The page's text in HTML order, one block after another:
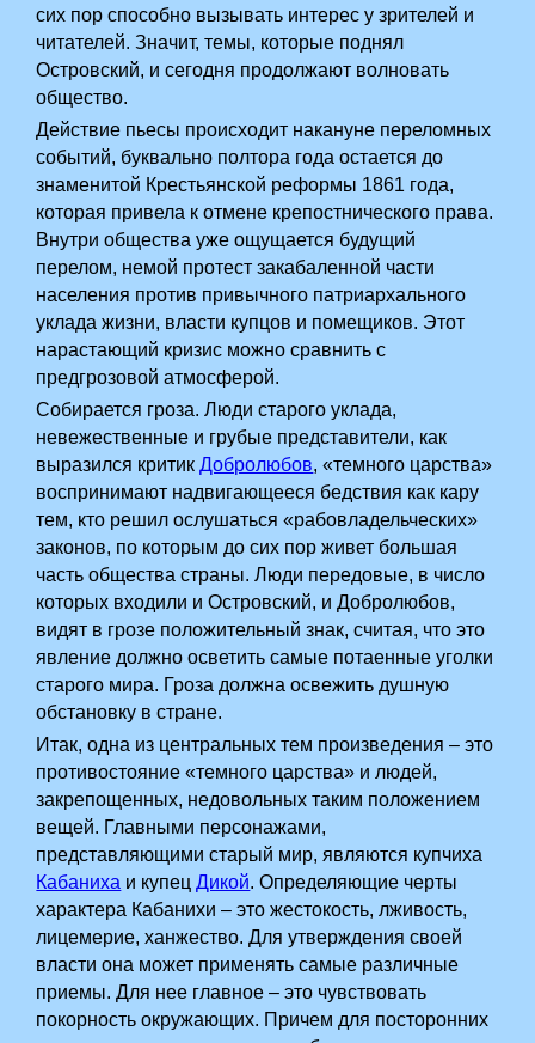
сих пор способно вызывать интерес у зрителей и
читателей. Значит, темы, которые поднял
Островский, и сегодня продолжают волновать
общество.
Действие пьесы происходит накануне переломных
событий, буквально полтора года остается до
знаменитой Крестьянской реформы 1861 года,
которая привела к отмене крепостнического права.
Внутри общества уже ощущается будущий
перелом, немой протест закабаленной части
населения против привычного патриархального
уклада жизни, власти купцов и помещиков. Этот
нарастающий кризис можно сравнить с
предгрозовой атмосферой. ­
Собирается гроза. Люди старого уклада,
невежественные и грубые представители, как
выразился критикДобролюбов, «темного царства»
воспринимают надвигающееся бедствия как кару
тем, кто решил ослушаться «рабовладельческих»
законов, по которым до сих пор живет большая
часть общества страны. Люди передовые, в число
которых входили и Островский, и Добролюбов,
видят в грозе положительный знак, считая, что это
явление должно осветить самые потаенные уголки
старого мира. Гроза должна освежить душную
обстановку в стране.
Итак, одна из центральных тем произведения – это
противостояние «темного царства» и людей,
закрепощенных, недовольных таким положением
вещей. Главными персонажами,
представляющими старый мир, являются купчиха
Кабаниха и купецДикой. Определяющие черты
характера Кабанихи – это жестокость, лживость,
лицемерие, ханжество. Для утверждения своей
власти она может применять самые различные
приемы. Для нее главное – это чувствовать
покорность окружающих. Причем для посторонних